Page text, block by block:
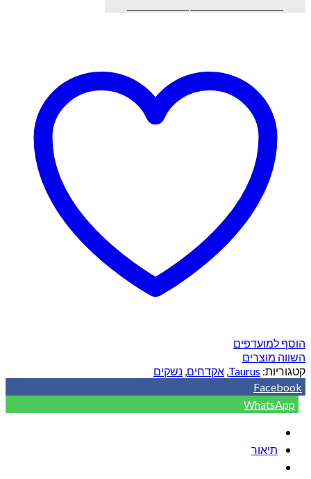
הוסף למועדפים
השווה מוצרים
קטגוריות: Taurus
, אקדחים, נשקים
Facebook
WhatsApp
תיאור